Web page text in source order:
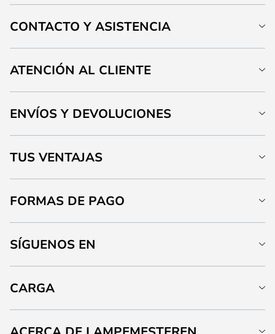
CONTACTO Y ASISTENCIA
ATENCIÓN AL CLIENTE
ENVÍOS Y DEVOLUCIONES
TUS VENTAJAS
FORMAS DE PAGO
SÍGUENOS EN
CARGA